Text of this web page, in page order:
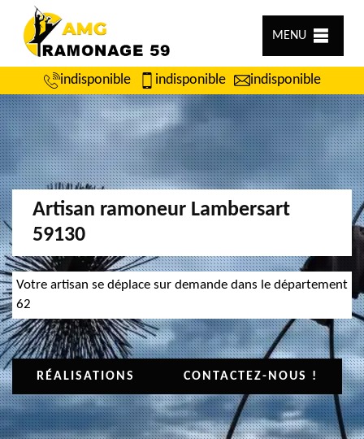
MENU
indisponible indisponible indisponible
Artisan ramoneur Lambersart
59130
Votre artisan se déplace sur demande dans le département
62
RÉALISATIONS CONTACTEZ-NOUS !